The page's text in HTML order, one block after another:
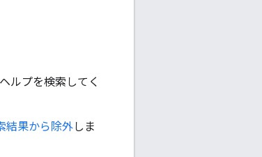
ルプを検索してく
結果から除外しま